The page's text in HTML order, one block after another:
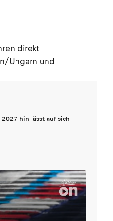
direkt
Ungarn und
hin lässt auf sich